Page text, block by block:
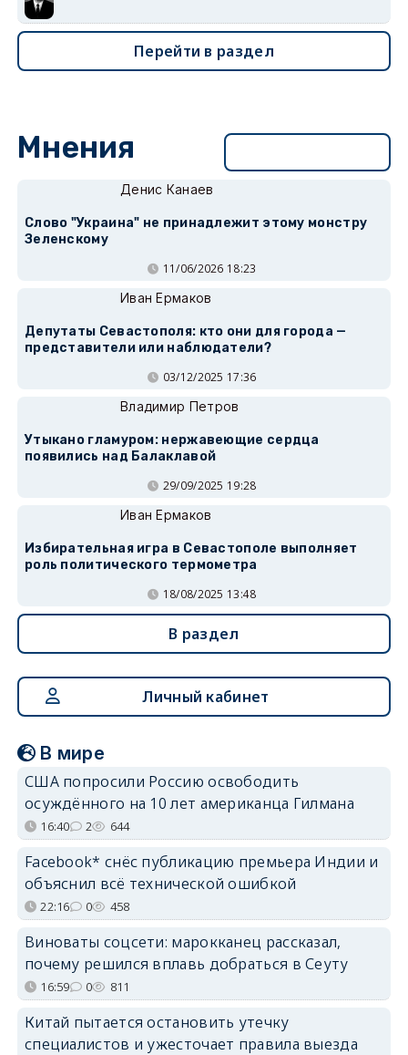
Перейти в раздел
Мнения
Денис Канаев
Слово "Украина" не принадлежит этому монстру
Зеленскому
11/06/2026 18:23
Иван Ермаков
Депутаты Севастополя: кто они для города —
представители или наблюдатели?
03/12/2025 17:36
Владимир Петров
Утыкано гламуром: нержавеющие сердца
появились над Балаклавой
29/09/2025 19:28
Иван Ермаков
Избирательная игра в Севастополе выполняет
роль политического термометра
18/08/2025 13:48
В раздел
Личный кабинет
В мире
США попросили Россию освободить
осуждённого на 10 лет американца Гилмана
16:40 2 644
Facebook* снёс публикацию премьера Индии и
объяснил всё технической ошибкой
22:16 0 458
Виноваты соцсети: марокканец рассказал,
почему решился вплавь добраться в Сеуту
16:59 0 811
Китай пытается остановить утечку
специалистов и ужесточает правила выезда